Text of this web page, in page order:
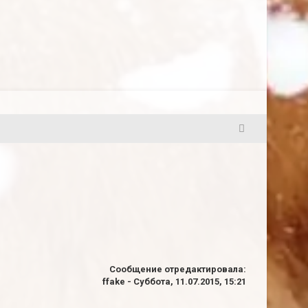
Сообщение отредактировала:
ffake - Суббота, 11.07.2015, 15:21